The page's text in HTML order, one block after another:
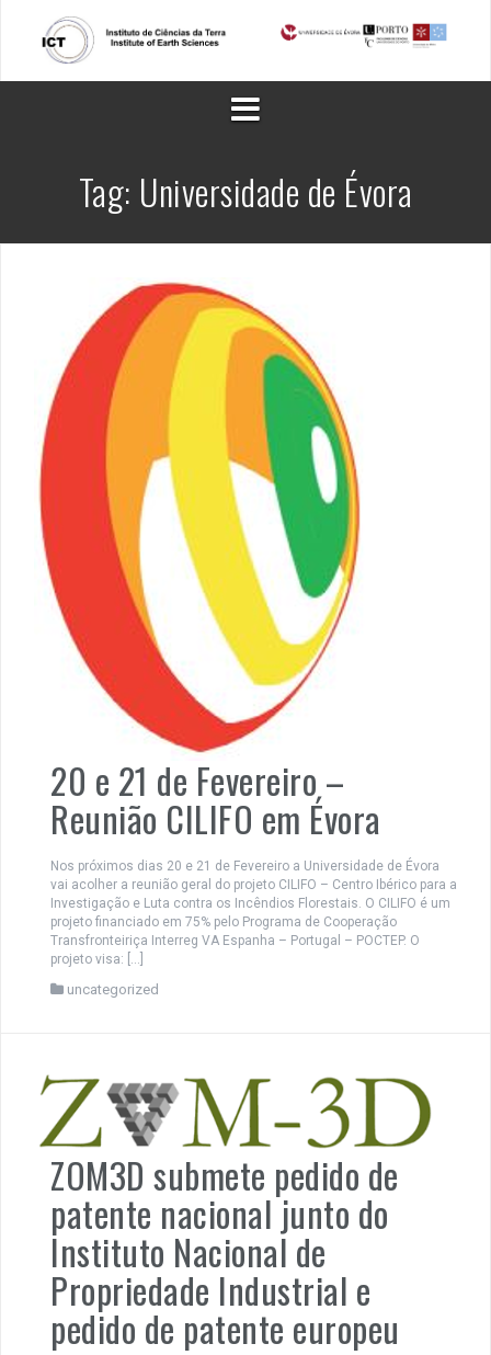
content
Tag: Universidade de Évora
20 e 21 de Fevereiro –
Reunião CILIFO em Évora
Nos próximos dias 20 e 21 de Fevereiro a Universidade de Évora
vai acolher a reunião geral do projeto CILIFO – Centro Ibérico para a
Investigação e Luta contra os Incêndios Florestais. O CILIFO é um
projeto financiado em 75% pelo Programa de Cooperação
Transfronteiriça Interreg VA Espanha – Portugal – POCTEP. O
projeto visa: […]
uncategorized
ZOM3D submete pedido de
patente nacional junto do
Instituto Nacional de
Propriedade Industrial e
pedido de patente europeu